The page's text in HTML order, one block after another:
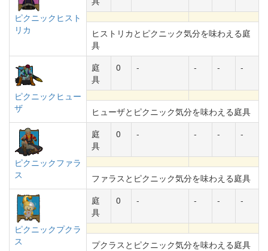
ピクニックヒスト
リカ
ヒストリカとピクニック気分を味わえる庭
具
ピクニックヒュー
ザ
庭
具
0 - - - -
ヒューザとピクニック気分を味わえる庭具
ピクニックファラ
ス
庭
具
0 - - - -
ファラスとピクニック気分を味わえる庭具
ピクニックプクラ
ス
庭
具
0 - - - -
プクラスとピクニック気分を味わえる庭具